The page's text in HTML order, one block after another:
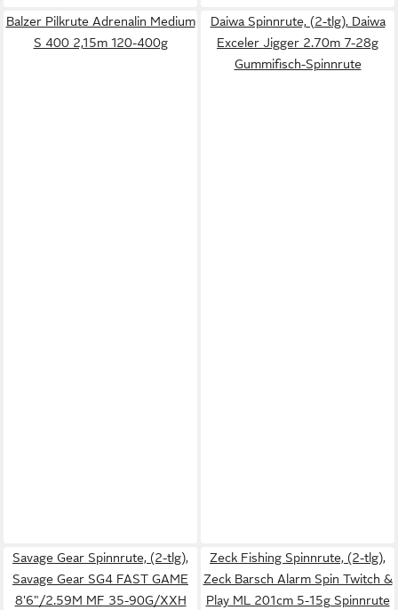
Balzer Pilkrute Adrenalin Medium
S 400 2,15m 120-400g
Daiwa Spinnrute, (2-tlg), Daiwa
Exceler Jigger 2.70m 7-28g
Gummifisch-Spinnrute
Savage Gear Spinnrute, (2-tlg),
Savage Gear SG4 FAST GAME
8'6"/2.59M MF 35-90G/XXH
Zeck Fishing Spinnrute, (2-tlg),
Zeck Barsch Alarm Spin Twitch &
Play ML 201cm 5-15g Spinnrute